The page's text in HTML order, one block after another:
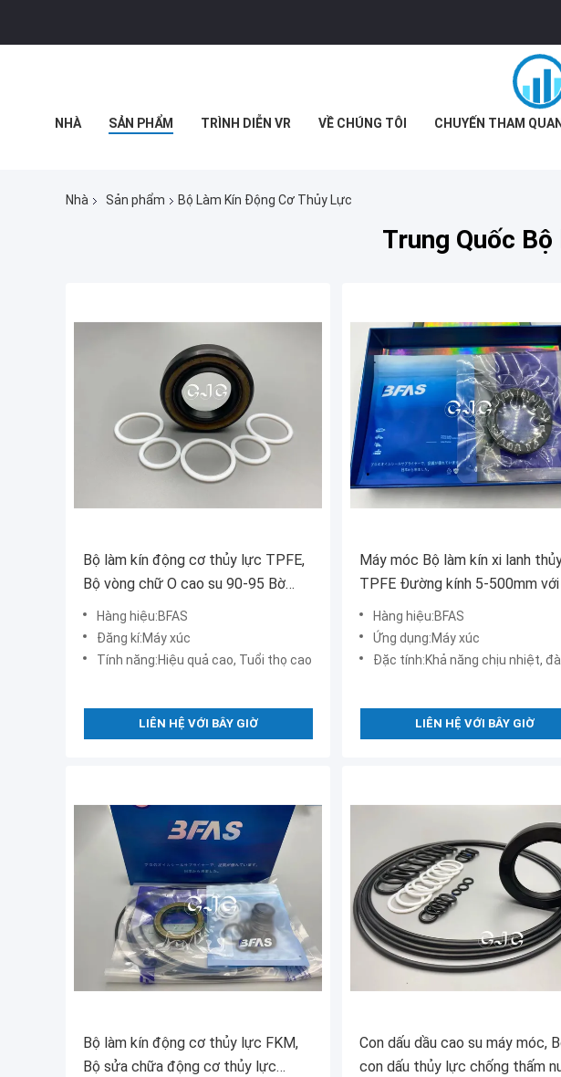
NHÀ SẢN PHẨM TRÌNH DIỄN VR VỀ CHÚNG TÔI CHUYẾN THAM
Nhà Sản phẩm Bộ Làm Kín Động Cơ Thủy Lực
Trung Quốc
Bộ làm kín động cơ thủy lực TPFE,
Bộ vòng chữ O cao su 90-95 Bờ
biển
Hàng hiệu:BFAS
Đăng kí:Máy xúc
Tính năng:Hiệu quả cao, Tuổi thọ cao
LIÊN HỆ VỚI BÂY GIỜ
Máy móc Bộ làm kín xi lanh
TPFE Đường kính 5-500mm với
năng chịu nhiệt dầu
Hàng hiệu:BFAS
Ứng dụng:Máy xúc
Đặc tính:Khả năng chịu nhiệt, đàn
LIÊN HỆ VỚI BÂY GIỜ
Bộ làm kín động cơ thủy lực FKM,
Bộ sửa chữa động cơ thủy lực
Con dấu dầu cao su máy móc,
con dấu thủy lực chống thấm